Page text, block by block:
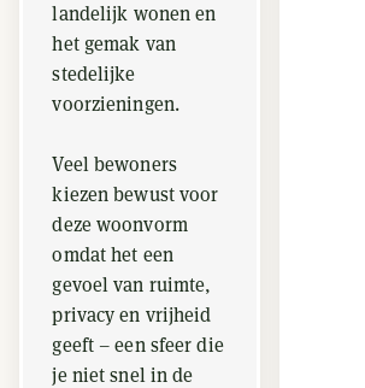
landelijk wonen en
het gemak van
stedelijke
voorzieningen.
Veel bewoners
kiezen bewust voor
deze woonvorm
omdat het een
gevoel van ruimte,
privacy en vrijheid
geeft – een sfeer die
je niet snel in de